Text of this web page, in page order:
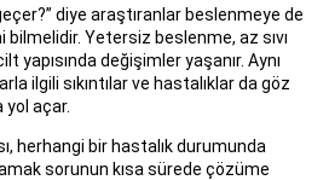
diye araştıranlar beslenmeye de
Yetersiz beslenme, az sıvı
yapısında değişimler yaşanır. Aynı
ilgili sıkıntılar ve hastalıklar da göz
yol açar.
herhangi bir hastalık durumunda
sorunun kısa sürede çözüme